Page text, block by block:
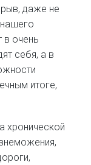
даже не
в очень
себя, а в
итоге,
хронической